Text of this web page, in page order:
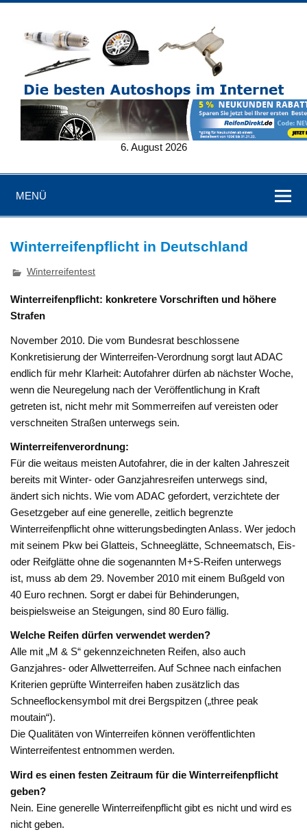
6. August 2026
MENÜ
Winterreifenpflicht in Deutschland
Winterreifentest
Winterreifenpflicht: konkretere Vorschriften und höhere
Strafen
November 2010. Die vom Bundesrat beschlossene
Konkretisierung der Winterreifen-Verordnung sorgt laut ADAC
endlich für mehr Klarheit: Autofahrer dürfen ab nächster Woche,
wenn die Neuregelung nach der Veröffentlichung in Kraft
getreten ist, nicht mehr mit Sommerreifen auf vereisten oder
verschneiten Straßen unterwegs sein.
Winterreifenverordnung:
Für die weitaus meisten Autofahrer, die in der kalten Jahreszeit
bereits mit Winter- oder Ganzjahresreifen unterwegs sind,
ändert sich nichts. Wie vom ADAC gefordert, verzichtete der
Gesetzgeber auf eine generelle, zeitlich begrenzte
Winterreifenpflicht ohne witterungsbedingten Anlass. Wer jedoch
mit seinem Pkw bei Glatteis, Schneeglätte, Schneematsch, Eis-
oder Reifglätte ohne die sogenannten M+S-Reifen unterwegs
ist, muss ab dem 29. November 2010 mit einem Bußgeld von
40 Euro rechnen. Sorgt er dabei für Behinderungen,
beispielsweise an Steigungen, sind 80 Euro fällig.
Welche Reifen dürfen verwendet werden?
Alle mit „M & S“ gekennzeichneten Reifen, also auch
Ganzjahres- oder Allwetterreifen. Auf Schnee nach einfachen
Kriterien geprüfte Winterreifen haben zusätzlich das
Schneeflockensymbol mit drei Bergspitzen („three peak
moutain“).
Die Qualitäten von Winterreifen können veröffentlichten
Winterreifentest entnommen werden.
Wird es einen festen Zeitraum für die Winterreifenpflicht
geben?
Nein. Eine generelle Winterreifenpflicht gibt es nicht und wird es
nicht geben.